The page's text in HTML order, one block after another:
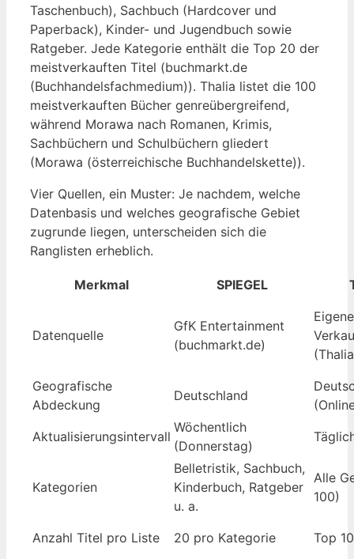
Taschenbuch), Sachbuch (Hardcover und
Paperback), Kinder- und Jugendbuch sowie
Ratgeber. Jede Kategorie enthält die Top 20 der
meistverkauften Titel (buchmarkt.de
(Buchhandelsfachmedium)). Thalia listet die 100
meistverkauften Bücher genreübergreifend,
während Morawa nach Romanen, Krimis,
Sachbüchern und Schulbüchern gliedert
(Morawa (österreichische Buchhandelskette)).
Vier Quellen, ein Muster: Je nachdem, welche
Datenbasis und welches geografische Gebiet
zugrunde liegen, unterscheiden sich die
Ranglisten erheblich.
Merkmal SPIEGEL
Datenquelle
GfK Entertainment
(buchmarkt.de)
Eigene
Geografische
Abdeckung
Deutschland
Aktualisierungsintervall
Wöchentlich
(Donnerstag)
Kategorien
Belletristik, Sachbuch,
Kinderbuch, Ratgeber
u. a.
Alle
100)
Anzahl Titel pro Liste 20 pro Kategorie Top